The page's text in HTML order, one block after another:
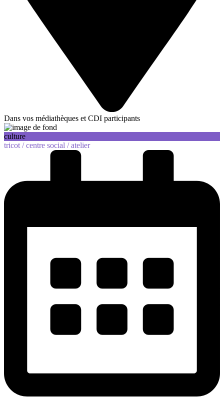
Dans vos médiathèques et CDI participants
culture
tricot /centre social /atelier